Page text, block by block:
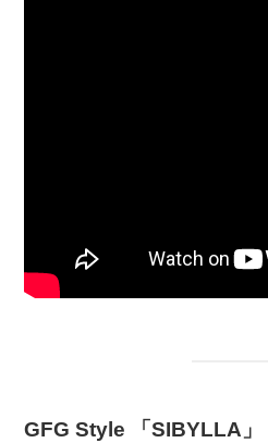
GFG Style 「SIBYLLA」